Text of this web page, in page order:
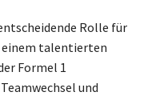
Rolle für
einem talentierten
Formel 1
und